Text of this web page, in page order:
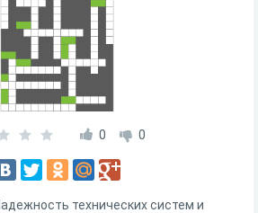
0 0
технических систем и